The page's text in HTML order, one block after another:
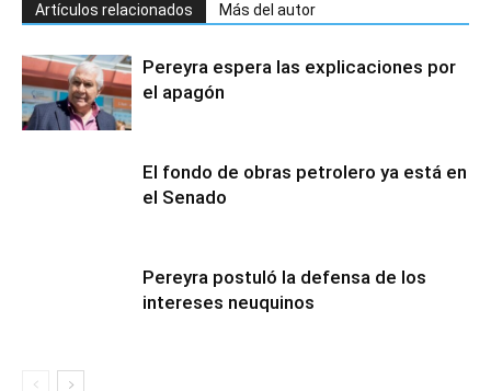
Artículos relacionados Más del autor
Pereyra espera las explicaciones por
el apagón
El fondo de obras petrolero ya está en
el Senado
Pereyra postuló la defensa de los
intereses neuquinos